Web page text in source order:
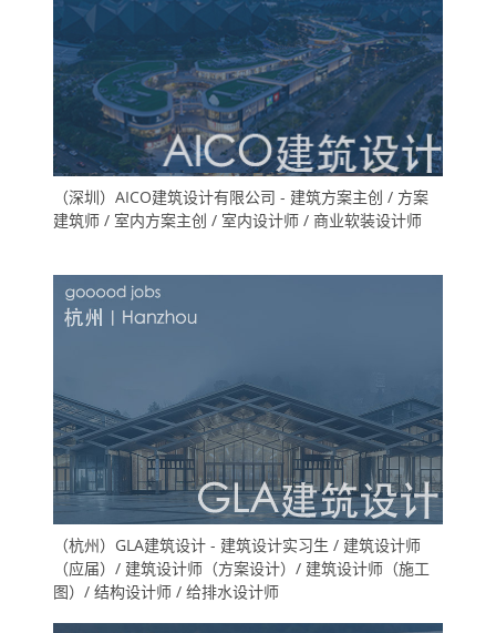
（深圳）AICO建筑设计有限公司 - 建筑方案主创 / 方案
建筑师 / 室内方案主创 / 室内设计师 / 商业软装设计师
（杭州）GLA建筑设计 - 建筑设计实习生 / 建筑设计师
（应届）/ 建筑设计师（方案设计）/ 建筑设计师（施工
图）/ 结构设计师 / 给排水设计师